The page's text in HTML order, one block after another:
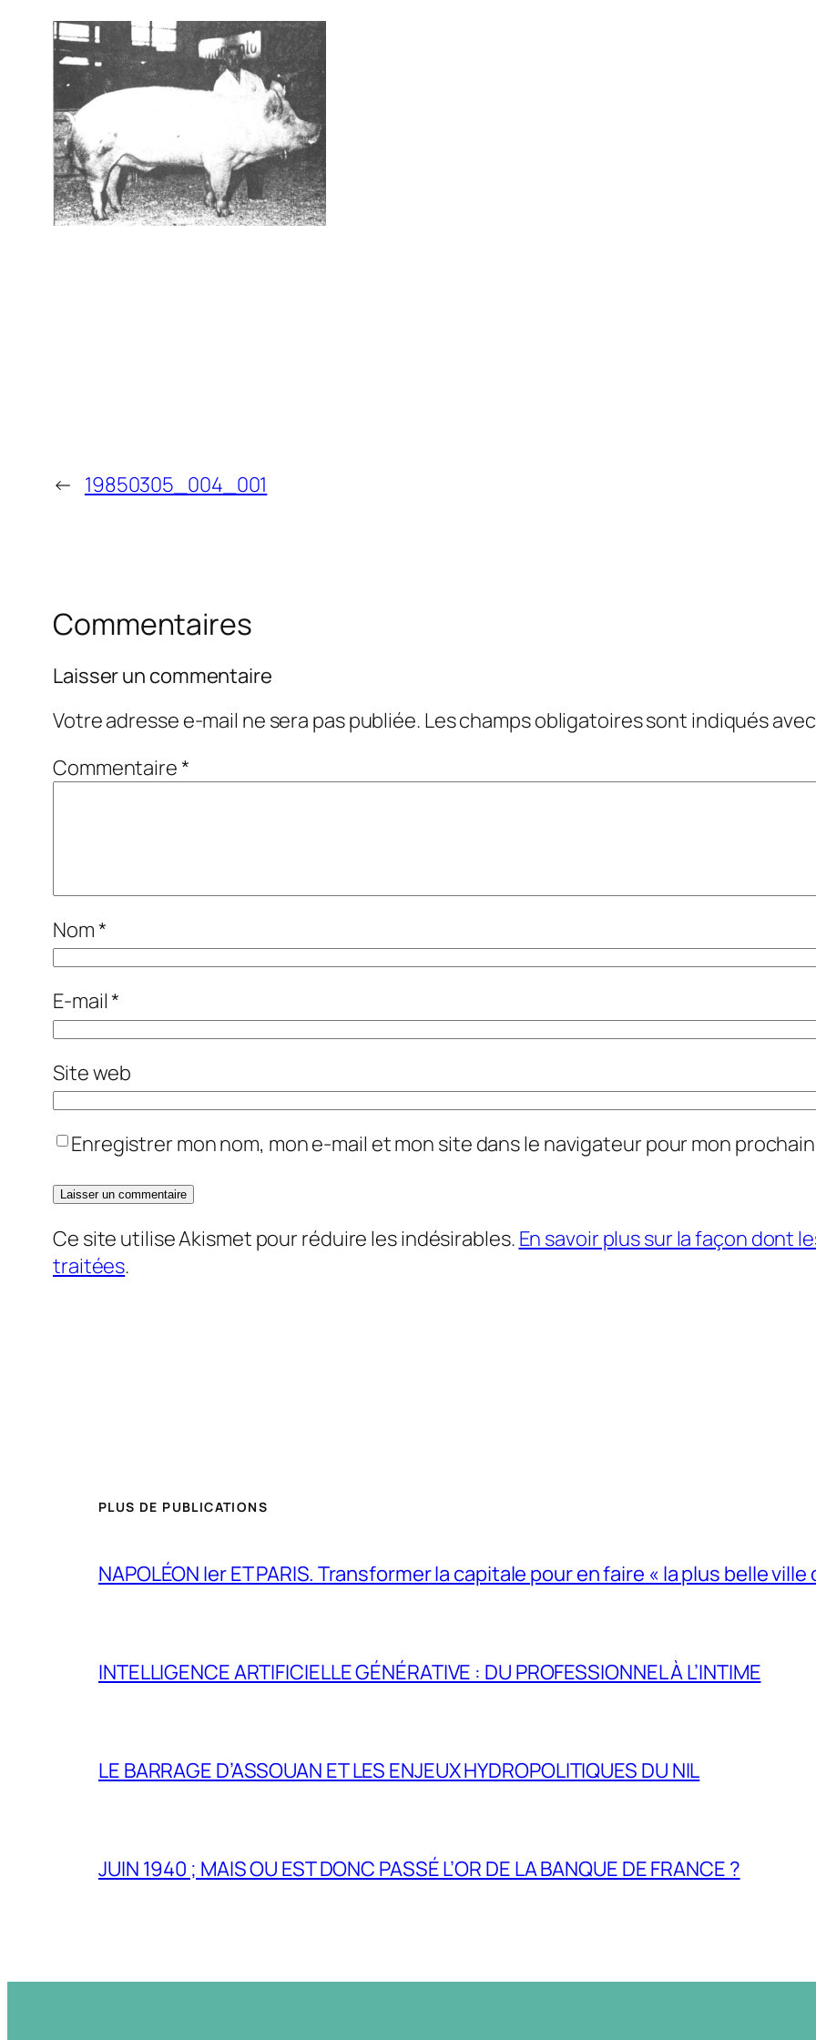
← 19850305_004_001
Commentaires
Laisser un commentaire
Votre adresse e-mail ne sera pas publiée. Les champs obligatoires sont indiqués
Commentaire*
Nom*
E-mail*
Site web
Enregistrer mon nom, mon e-mail et mon site dans le navigateur pour mon
Ce site utilise Akismet pour réduire les indésirables. En savoir plus sur la façon dont
traitées.
PLUS DE PUBLICATIONS
NAPOLÉON Ier ET PARIS. Transformer la capitale pour en faire « la plus belle
INTELLIGENCE ARTIFICIELLE GÉNÉRATIVE : DU PROFESSIONNEL À L’INTIME
LE BARRAGE D’ASSOUAN ET LES ENJEUX HYDROPOLITIQUES DU NIL
JUIN 1940 ; MAIS OU EST DONC PASSÉ L’OR DE LA BANQUE DE FRANCE ?